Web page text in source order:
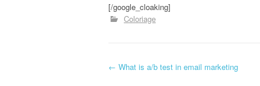
[/google_cloaking]
Coloriage
Navigation d'article
← What is a/b test in email marketing